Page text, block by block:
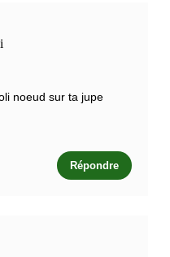
noeud sur ta jupe
Répondre